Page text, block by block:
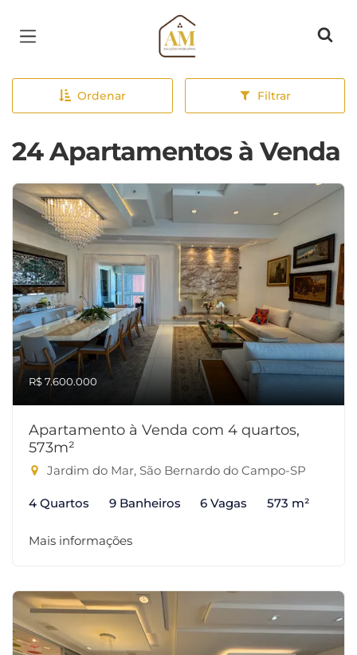
Página inicial
Ordenar Filtrar
24 Apartamentos à Venda
R$ 7.600.000
Apartamento à Venda com 4 quartos,
573m²
Jardim do Mar, São Bernardo do Campo-SP
4 Quartos 9 Banheiros 6 Vagas 573 m²
Mais informações